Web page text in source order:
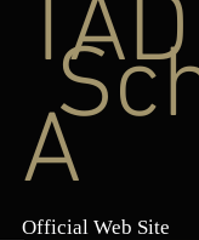
TAD
A
Official Web Site